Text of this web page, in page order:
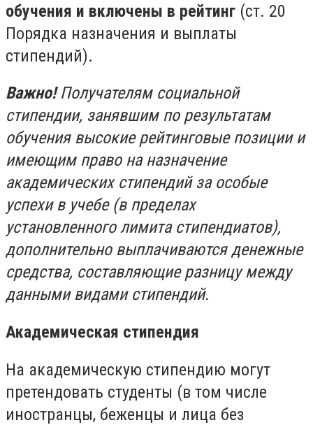
обучения и включены в рейтинг (ст. 20
Порядка назначения и выплаты
стипендий).
Важно!Получателям социальной
стипендии, занявшим по результатам
обучения высокие рейтинговые позиции и
имеющим право на назначение
академических стипендий за особые
успехи в учебе (в пределах
установленного лимита стипендиатов),
дополнительно выплачиваются денежные
средства, составляющие разницу между
данными видами стипендий.
Академическая стипендия
На академическую стипендию могут
претендовать студенты (в том числе
иностранцы, беженцы и лица без